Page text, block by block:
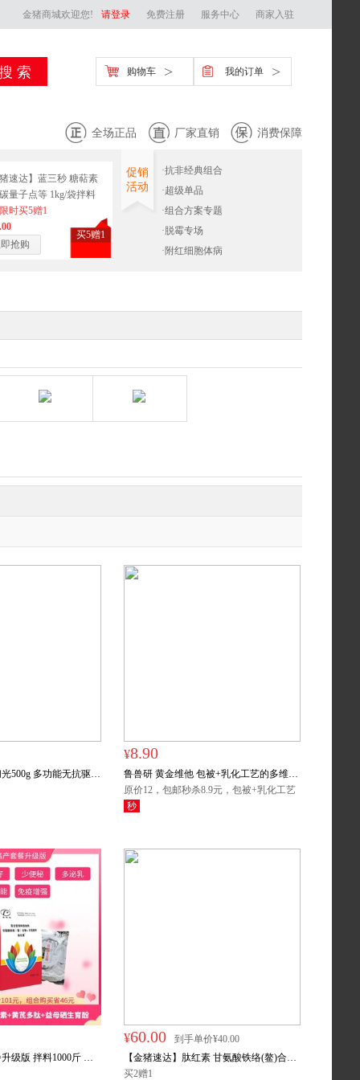
金猪商城欢迎您! 请登录 免费注册 服务中心 商家入驻
购物车 > 我的订单 >
全场正品 厂家直销 消费保障
速达】蓝三秒 糖萜素
量子点等 1kg/袋拌料
2000斤
时买5赠1
抢购
买5赠1
促销
活动
·抗非经典组合
·超级单品
·组合方案专题
· 脱霉专场
· 附红细胞体病
健兽药金猪商城旗舰店品质兽药直营店
500g 多功能无抗驱虫
¥8.90
鲁兽研 黄金维他 包被+乳化工艺的多维
500g 饮水3000斤 拌料1500斤
原价12，包邮秒杀8.9元，包被+乳化工艺
的多维，限量300袋
秒
杀
级版 拌料1000斤 怀
¥60.00
到手单价¥40.00
【金猪速达】肽红素 甘氨酸铁络(鳌)合物
买2赠1